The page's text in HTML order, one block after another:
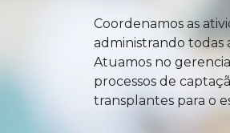
Coordenamos as
administrando todas
Atuamos no
processos de
transplantes para o